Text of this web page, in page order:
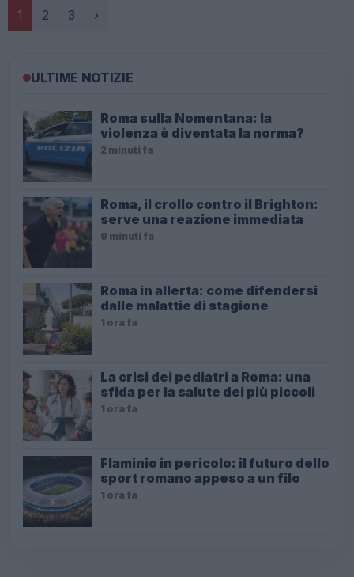
Paginazione
1 2 3 ›
ULTIME NOTIZIE
Roma sulla Nomentana: la
violenza è diventata la norma?
2 minuti fa
Roma, il crollo contro il Brighton:
serve una reazione immediata
9 minuti fa
Roma in allerta: come difendersi
dalle malattie di stagione
1 ora fa
La crisi dei pediatri a Roma: una
sfida per la salute dei più piccoli
1 ora fa
Flaminio in pericolo: il futuro dello
sport romano appeso a un filo
1 ora fa